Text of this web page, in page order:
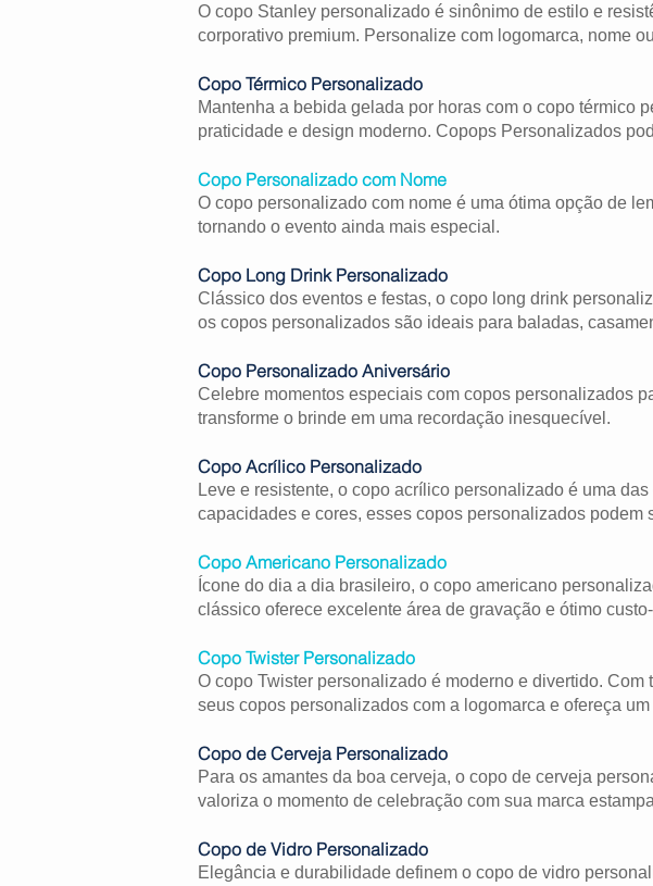
O copo Stanley personalizado é sinônimo de estilo e
corporativo premium. Personalize com logomarca, nome
Copo Térmico Personalizado
Mantenha a bebida gelada por horas com o copo térmico
praticidade e design moderno. Copops Personalizados
Copo Personalizado com Nome
O copo personalizado com nome é uma ótima opção de
tornando o evento ainda mais especial.
Copo Long Drink Personalizado
Clássico dos eventos e festas, o copo long drink
os copos personalizados são ideais para baladas,
Copo Personalizado Aniversário
Celebre momentos especiais com copos personalizados
transforme o brinde em uma recordação inesquecível.
Copo Acrílico Personalizado
Leve e resistente, o copo acrílico personalizado é uma
capacidades e cores, esses copos personalizados podem
Copo Americano Personalizado
Ícone do dia a dia brasileiro, o copo americano
clássico oferece excelente área de gravação e ótimo
Copo Twister Personalizado
O copo Twister personalizado é moderno e divertido.
seus copos personalizados com a logomarca e ofereça
Copo de Cerveja Personalizado
Para os amantes da boa cerveja, o copo de cerveja
valoriza o momento de celebração com sua marca
Copo de Vidro Personalizado
Elegância e durabilidade definem o copo de vidro